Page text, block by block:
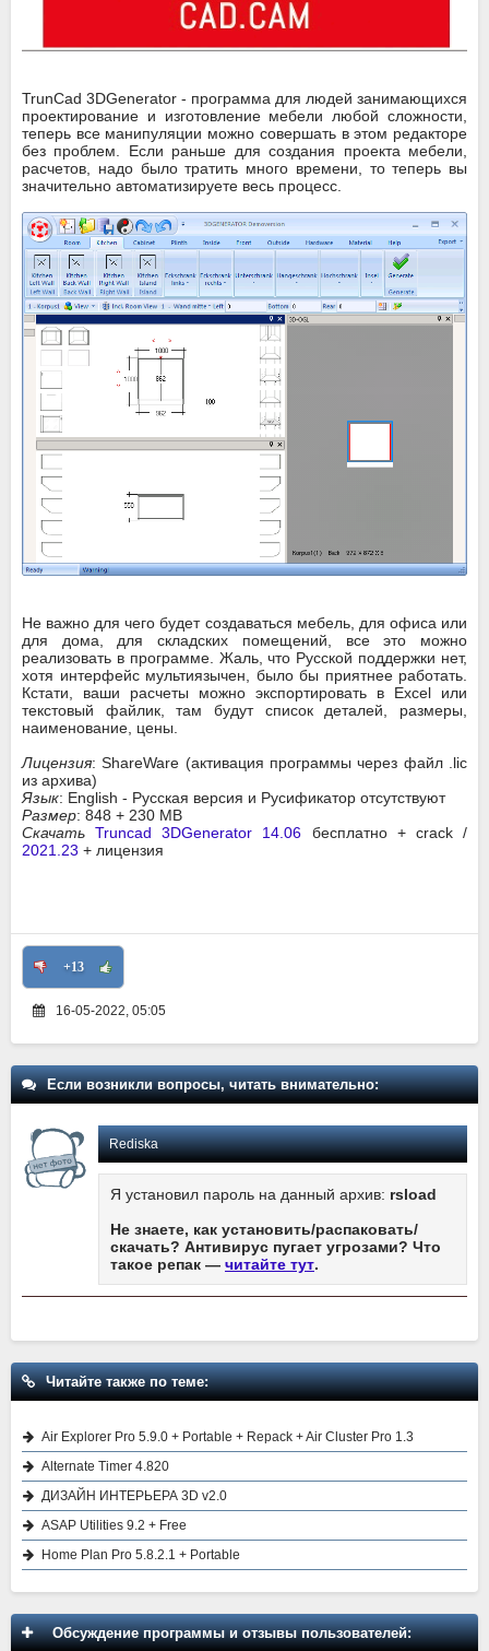
TrunCad 3DGenerator - программа для людей занимающихся
проектирование и изготовление мебели любой сложности,
теперь все манипуляции можно совершать в этом редакторе
без проблем. Если раньше для создания проекта мебели,
расчетов, надо было тратить много времени, то теперь вы
значительно автоматизируете весь процесс.
Не важно для чего будет создаваться мебель, для офиса или
для дома, для складских помещений, все это можно
реализовать в программе. Жаль, что Русской поддержки нет,
хотя интерфейс мультиязычен, было бы приятнее работать.
Кстати, ваши расчеты можно экспортировать в Excel или
текстовый файлик, там будут список деталей, размеры,
наименование, цены.
Лицензия: ShareWare (активация программы через файл .lic
из архива)
Язык: English - Русская версия и Русификатор отсутствуют
Размер: 848 + 230 MB
Скачать Truncad 3DGenerator 14.06 бесплатно + crack /
2021.23 + лицензия
+13
16-05-2022, 05:05
Если возникли вопросы, читать внимательно:
Rediska
Я установил пароль на данный архив: rsload
Не знаете, как установить/распаковать/
скачать? Антивирус пугает угрозами? Что
такое репак — читайте тут.
Читайте также по теме:
Air Explorer Pro 5.9.0 + Portable + Repack + Air Cluster Pro 1.3
Alternate Timer 4.820
ДИЗАЙН ИНТЕРЬЕРА 3D v2.0
ASAP Utilities 9.2 + Free
Home Plan Pro 5.8.2.1 + Portable
Обсуждение программы и отзывы пользователей: